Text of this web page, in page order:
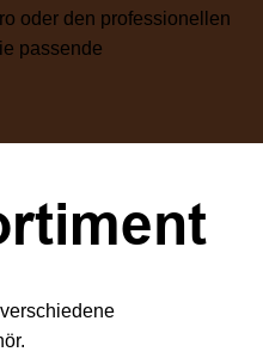
oder den professionellen
passende